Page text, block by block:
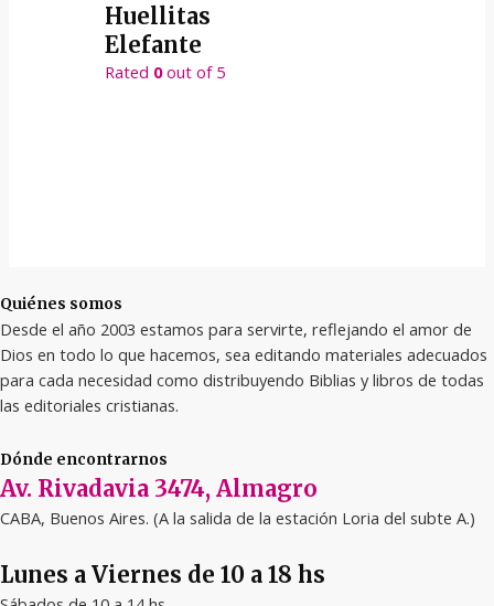
Huellitas
Elefante
Rated 0out of 5
Quiénes somos
Desde el año 2003 estamos para servirte, reflejando el amor de
Dios en todo lo que hacemos, sea editando materiales adecuados
para cada necesidad como distribuyendo Biblias y libros de todas
las editoriales cristianas.
Dónde encontrarnos
Av. Rivadavia 3474, Almagro
CABA, Buenos Aires. (A la salida de la estación Loria del subte A.)
Lunes a Viernes de 10 a 18 hs